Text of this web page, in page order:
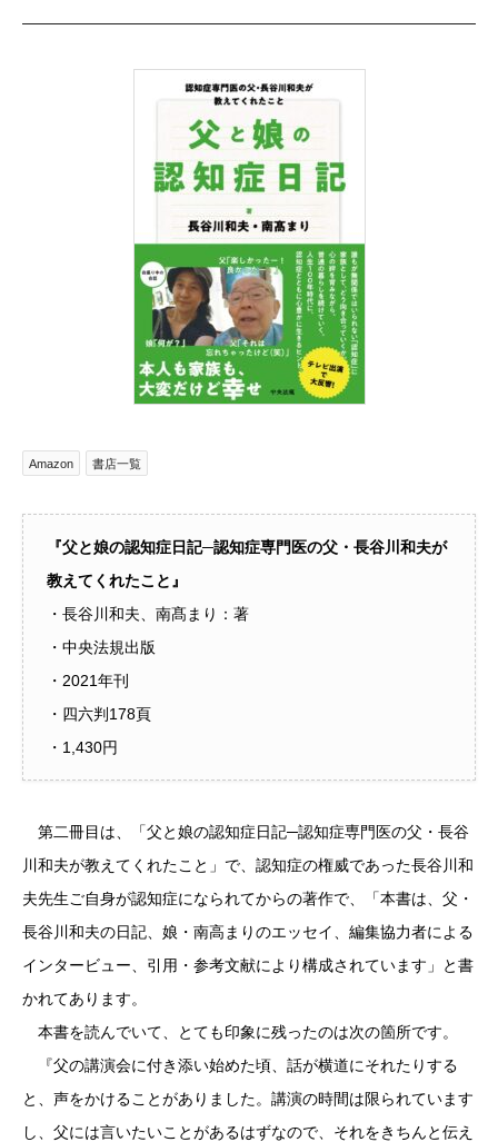
Amazon 書店一覧
『父と娘の認知症日記─認知症専門医の父・長谷川和夫が
教えてくれたこと』
・長谷川和夫、南髙まり：著
・中央法規出版
・2021年刊
・四六判178頁
・1,430円
第二冊目は、「父と娘の認知症日記─認知症専門医の父・長谷
川和夫が教えてくれたこと」で、認知症の権威であった長谷川和
夫先生ご自身が認知症になられてからの著作で、「本書は、父・
長谷川和夫の日記、娘・南高まりのエッセイ、編集協力者による
インタービュー、引用・参考文献により構成されています」と書
かれてあります。
本書を読んでいて、とても印象に残ったのは次の箇所です。
『父の講演会に付き添い始めた頃、話が横道にそれたりする
と、声をかけることがありました。講演の時間は限られています
し、父には言いたいことがあるはずなので、それをきちんと伝え